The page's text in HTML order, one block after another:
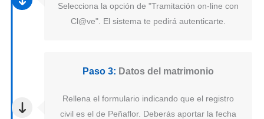
Selecciona la opción de "Tramitación on-line con
Cl@ve". El sistema te pedirá autenticarte.
Paso 3: Datos del matrimonio
Rellena el formulario indicando que el registro
civil es el de Peñaflor. Deberás aportar la fecha